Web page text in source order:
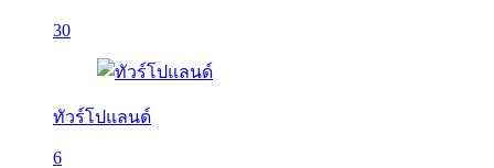
30
ทัวร์โปแลนด์
6